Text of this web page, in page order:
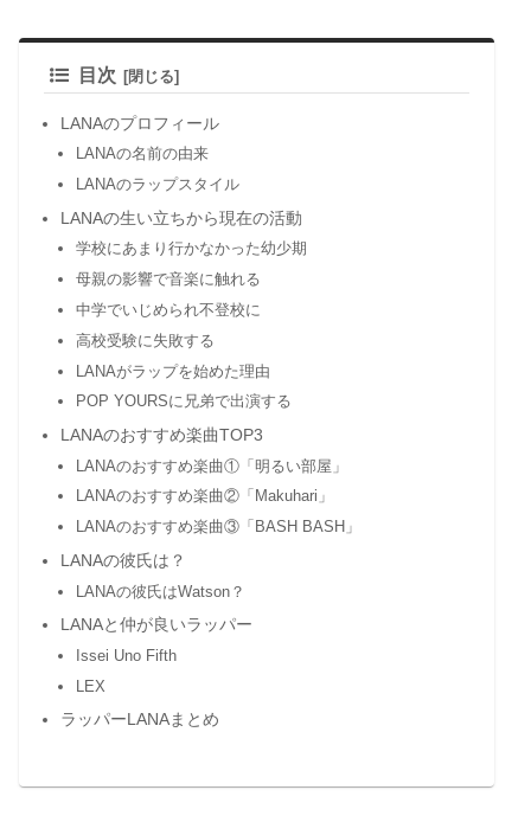
目次
LANAのプロフィール
LANAの名前の由来
LANAのラップスタイル
LANAの生い立ちから現在の活動
学校にあまり行かなかった幼少期
母親の影響で音楽に触れる
中学でいじめられ不登校に
高校受験に失敗する
LANAがラップを始めた理由
POP YOURSに兄弟で出演する
LANAのおすすめ楽曲TOP3
LANAのおすすめ楽曲①「明るい部屋」
LANAのおすすめ楽曲②「Makuhari」
LANAのおすすめ楽曲③「BASH BASH」
LANAの彼氏は？
LANAの彼氏はWatson？
LANAと仲が良いラッパー
Issei Uno Fifth
LEX
ラッパーLANAまとめ